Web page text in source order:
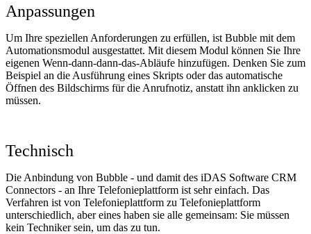
Anpassungen
Um Ihre speziellen Anforderungen zu erfüllen, ist Bubble mit dem
Automationsmodul ausgestattet. Mit diesem Modul können Sie Ihre
eigenen Wenn-dann-dann-das-Abläufe hinzufügen. Denken Sie zum
Beispiel an die Ausführung eines Skripts oder das automatische
Öffnen des Bildschirms für die Anrufnotiz, anstatt ihn anklicken zu
müssen.
Technisch
Die Anbindung von Bubble - und damit des iDAS Software CRM
Connectors - an Ihre Telefonieplattform ist sehr einfach. Das
Verfahren ist von Telefonieplattform zu Telefonieplattform
unterschiedlich, aber eines haben sie alle gemeinsam: Sie müssen
kein Techniker sein, um das zu tun.